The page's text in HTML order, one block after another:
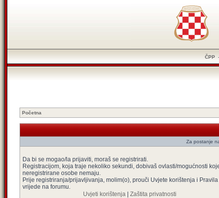
ČPP
Početna
Za postanje
Da bi se mogao/la prijaviti, moraš se registrirati.
Registracijom, koja traje nekoliko sekundi, dobivaš ovlasti/mogućnosti
neregistrirane osobe nemaju.
Prije registriranja/prijavljivanja, molim(o), prouči Uvjete korištenja i
vrijede na forumu.
Uvjeti korištenja| Zaštita privatnosti